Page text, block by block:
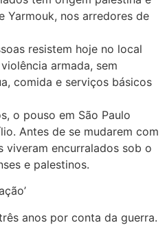
Yarmouk, nos arredores de
resistem hoje no local
armada, sem
comida e serviços básicos
o pouso em São Paulo
Antes de se mudarem com
viveram encurralados sob o
e palestinos.
anos por conta da guerra.